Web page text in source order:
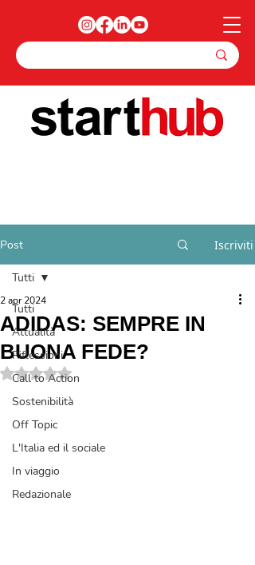
Post Iscriviti
Tutti
Attualità
Riflessioni
Call to Action
Sostenibilità
Off Topic
L'Italia ed il sociale
In viaggio
Redazionale
Tutti
ADIDAS: SEMPRE IN
BUONA FEDE?
2 apr 2024
Valutazione NaN stelle su 5.